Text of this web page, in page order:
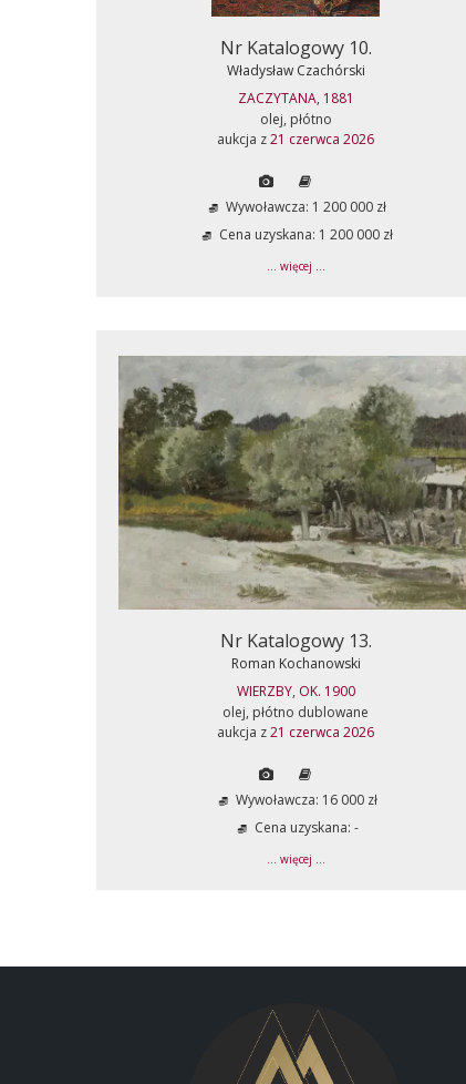
Nr Katalogowy 10.
Władysław Czachórski
ZACZYTANA, 1881
olej, płótno
aukcja z21 czerwca 2026
Wywoławcza: 1 200 000 zł
Cena uzyskana: 1 200 000 zł
... więcej ...
Nr Katalogowy 13.
Roman Kochanowski
WIERZBY, OK. 1900
olej, płótno dublowane
aukcja z21 czerwca 2026
Wywoławcza: 16 000 zł
Cena uzyskana: -
... więcej ...